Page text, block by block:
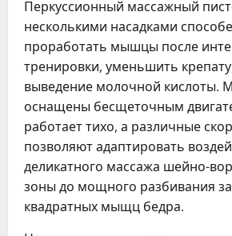
Перкуссионный массажный
несколькими насадками
проработать мышцы после
тренировки, уменьшить
выведение молочной кислоты.
оснащены бесщеточным
работает тихо, а различные
позволяют адаптировать
деликатного массажа шейно-
зоны до мощного разбивания
квадратных мыщц бедра.